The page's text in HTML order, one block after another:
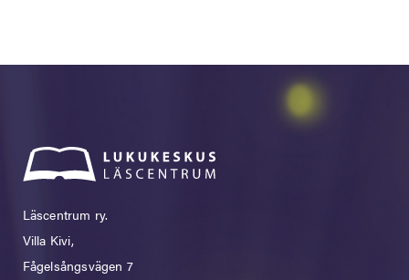
Läscentrum ry.
Villa Kivi,
Fågelsångsvägen 7